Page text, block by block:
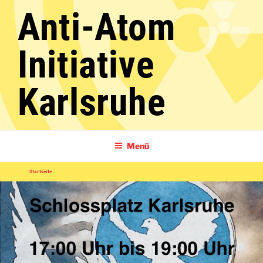
Inhalt
springenAnti-Atom
Initiative
Karlsruhe
Menü
Startseite